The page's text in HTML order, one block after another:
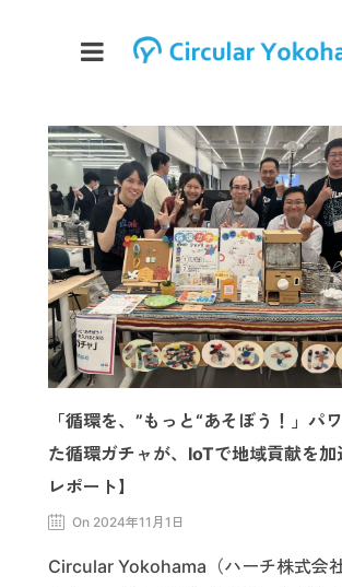
「循環を、”もっと“あそぼう！」パ
た循環ガチャが、IoTで地域貢献を加
レポート】
On 2024年11月1日
Circular Yokohama（ハーチ株式会